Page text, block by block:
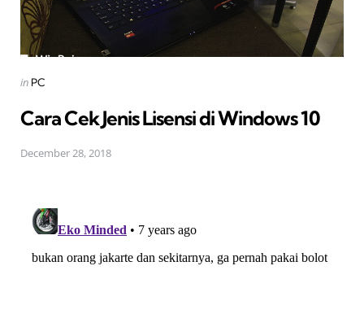
Posted
in PC
Cara Cek Jenis Lisensi di Windows 10
December 28, 2018